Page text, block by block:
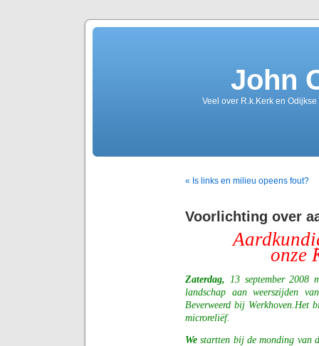
John
Veel over R.k.Kerk en
« Is links en milieu opeens fout?
Voorlichting over
onze
Zaterdag,
13 september 2008
landschap aan weerszijden
Beverweerd bij Werkhoven.Het
microreliëf.
We startten bij de monding van